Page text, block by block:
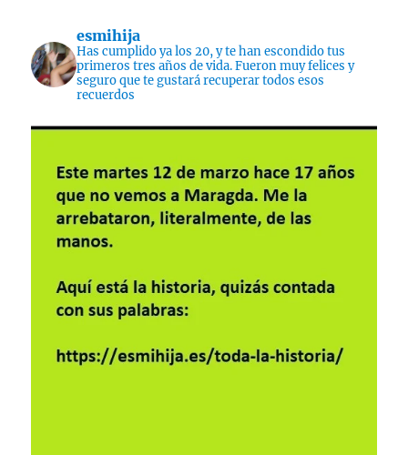
esmihija
Has cumplido ya los 20, y te han escondido tus
primeros tres años de vida. Fueron muy felices y
seguro que te gustará recuperar todos esos
recuerdos